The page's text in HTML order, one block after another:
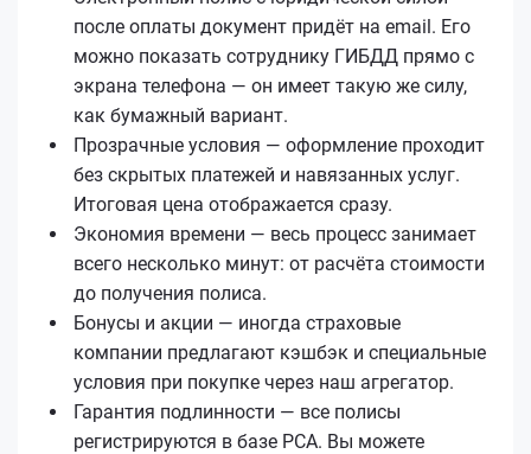
после оплаты документ придёт на email. Его
можно показать сотруднику ГИБДД прямо с
экрана телефона — он имеет такую же силу,
как бумажный вариант.
Прозрачные условия — оформление проходит
без скрытых платежей и навязанных услуг.
Итоговая цена отображается сразу.
Экономия времени — весь процесс занимает
всего несколько минут: от расчёта стоимости
до получения полиса.
Бонусы и акции — иногда страховые
компании предлагают кэшбэк и специальные
условия при покупке через наш агрегатор.
Гарантия подлинности — все полисы
регистрируются в базе РСА. Вы можете